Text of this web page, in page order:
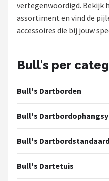
Mission
Harrows
KOTO
Red Dragon
Alle merken →
vertegenwoordigd. Bekijk
assortiment en vind de
accessoires die bij jouw
Bull's per
Bull's Dartborden
Bull's
Bull's
Bull's Dartetuis